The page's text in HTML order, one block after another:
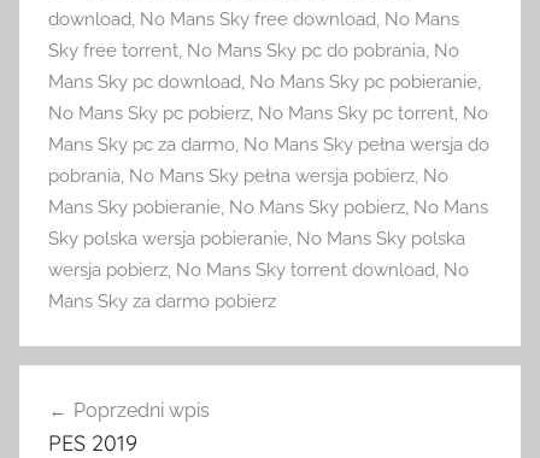
download, No Mans Sky free download, No Mans
Sky free torrent, No Mans Sky pc do pobrania, No
Mans Sky pc download, No Mans Sky pc pobieranie,
No Mans Sky pc pobierz, No Mans Sky pc torrent, No
Mans Sky pc za darmo, No Mans Sky pełna wersja do
pobrania, No Mans Sky pełna wersja pobierz, No
Mans Sky pobieranie, No Mans Sky pobierz, No Mans
Sky polska wersja pobieranie, No Mans Sky polska
wersja pobierz, No Mans Sky torrent download, No
Mans Sky za darmo pobierz
wpisu
Poprzedni wpis
PES 2019